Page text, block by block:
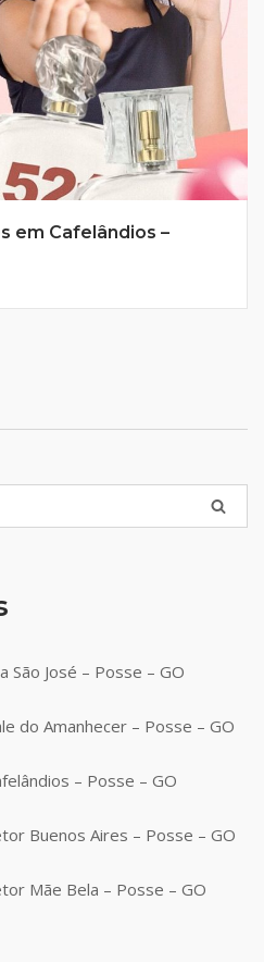
em Cafelândios –
José – Posse – GO
do Amanhecer – Posse – GO
– Posse – GO
Buenos Aires – Posse – GO
Mãe Bela – Posse – GO